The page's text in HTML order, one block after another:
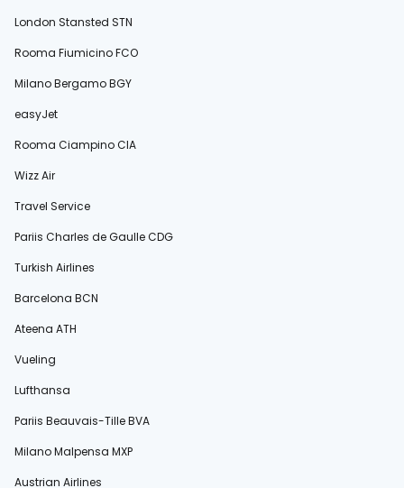
London Stansted STN
Rooma Fiumicino FCO
Milano Bergamo BGY
easyJet
Rooma Ciampino CIA
Wizz Air
Travel Service
Pariis Charles de Gaulle CDG
Turkish Airlines
Barcelona BCN
Ateena ATH
Vueling
Lufthansa
Pariis Beauvais-Tille BVA
Milano Malpensa MXP
Austrian Airlines